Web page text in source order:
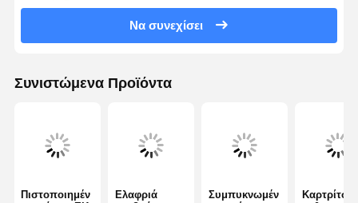
Καταναλωτικά για καθαρισμό νερού
Να συνεχίσει
Συνιστώμενα Προϊόντα
Πιστοποιημέν
Ελαφριά
Συμπυκνωμέν
Καρτρίτσια